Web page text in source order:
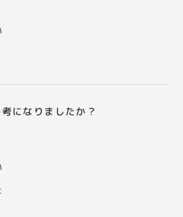
になりましたか？